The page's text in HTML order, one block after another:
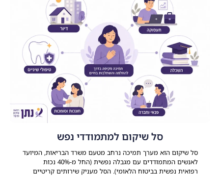
סל שיקום למתמודדי נפש
סל שיקום הוא מערך תמיכה נרחב מטעם משרד הבריאות, המיועד
לאנשים המתמודדים עם מגבלה נפשית (החל מ-40% נכות
רפואית נפשית בביטוח הלאומי). הסל מעניק שירותים קריטיים